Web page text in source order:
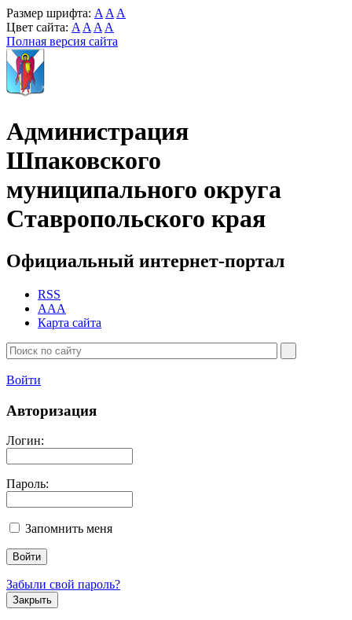
Размер шрифта: A A A
Цвет сайта: A A A A
Полная версия сайта
Администрация
Шпаковского
муниципального округа
Ставропольского края
Официальный интернет-портал
RSS
AAA
Карта сайта
Войти
Авторизация
Логин:
Пароль:
Запомнить меня
Забыли свой пароль?
Закрыть